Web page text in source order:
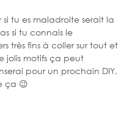
tu es maladroite serait la
si tu connais le
très fins à coller sur tout et
jolis motifs ça peut
pour un prochain DIY,
ça 😉